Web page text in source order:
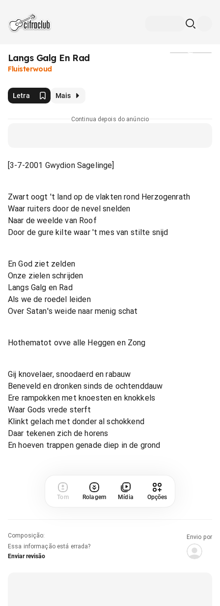
Langs Galg En Rad
Fluisterwoud
Letra Mais
Continua depois do anúncio
[3-7-2001 Gwydion Sagelinge]
Zwart oogt 't land op de vlakten rond Herzogenrath
Waar ruiters door de nevel snelden
Naar de weelde van Roof
Door de gure kilte waar 't mes van stilte snijd
En God ziet zelden
Onze zielen schrijden
Langs Galg en Rad
Als we de roedel leiden
Over Satan's weide naar menig schat
Hothematot ovve alle Heggen en Zong
Gij knovelaer, snoodaerd en rabauw
Beneveld en dronken sinds de ochtenddauw
Ere rampokken met knoesten en knokkels
Waar Gods vrede sterft
Klinkt gelach met donder al schokkend
Daar tekenen zich de horens
En hoeven trappen genade diep in de grond
Tom Rolagem Mídia Opções
Composição:
Essa informação está errada?
Enviar revisão
Envio por